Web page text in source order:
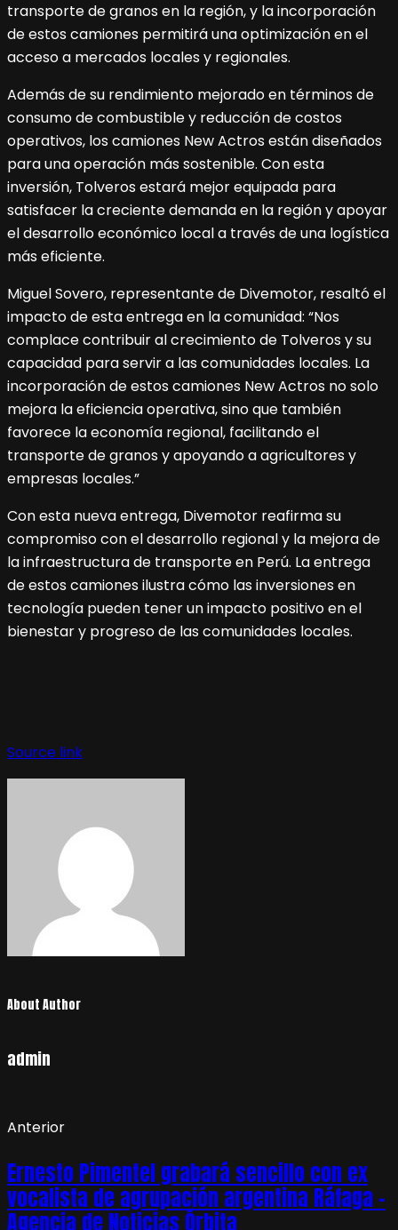
transporte de granos en la región, y la incorporación
de estos camiones permitirá una optimización en el
acceso a mercados locales y regionales.
Además de su rendimiento mejorado en términos de
consumo de combustible y reducción de costos
operativos, los camiones New Actros están diseñados
para una operación más sostenible. Con esta
inversión, Tolveros estará mejor equipada para
satisfacer la creciente demanda en la región y apoyar
el desarrollo económico local a través de una logística
más eficiente.
Miguel Sovero, representante de Divemotor, resaltó el
impacto de esta entrega en la comunidad: “Nos
complace contribuir al crecimiento de Tolveros y su
capacidad para servir a las comunidades locales. La
incorporación de estos camiones New Actros no solo
mejora la eficiencia operativa, sino que también
favorece la economía regional, facilitando el
transporte de granos y apoyando a agricultores y
empresas locales.”
Con esta nueva entrega, Divemotor reafirma su
compromiso con el desarrollo regional y la mejora de
la infraestructura de transporte en Perú. La entrega
de estos camiones ilustra cómo las inversiones en
tecnología pueden tener un impacto positivo en el
bienestar y progreso de las comunidades locales.
de
entradas
Source link
About Author
admin
Anterior
Ernesto Pimentel grabará sencillo con ex
vocalista de agrupación argentina Ráfaga –
Agencia de Noticias Órbita